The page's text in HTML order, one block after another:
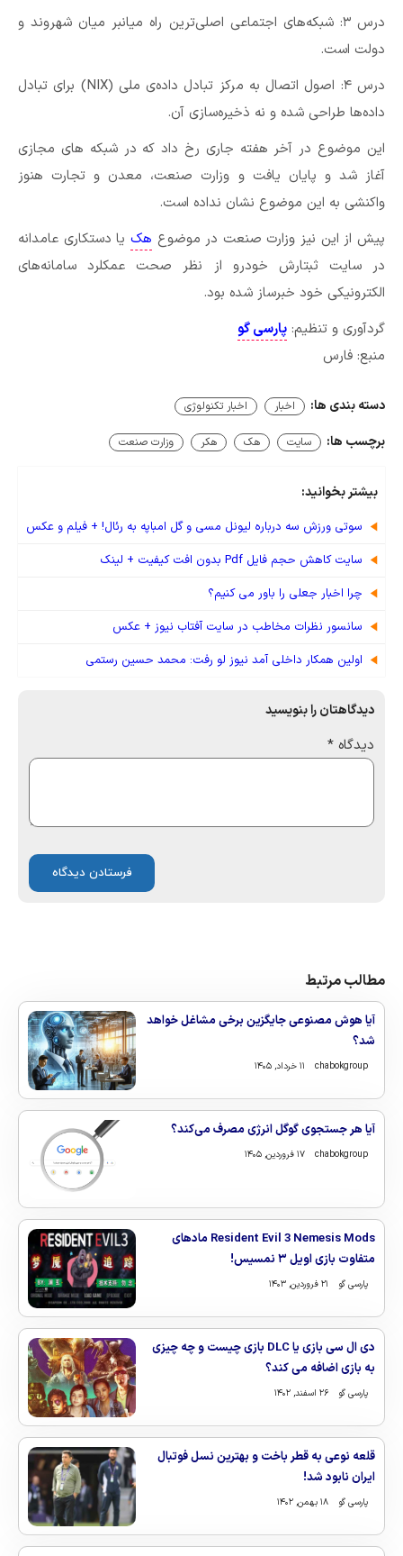
درس ۳: شبکه‌های اجتماعی اصلی‌ترین راه میانبر میان شهروند و
دولت است.
درس ۴: اصول اتصال به مرکز تبادل داده‌ی ملی (NIX) برای تبادل
داده‌ها طراحی شده و نه ذخیره‌سازی آن.
این موضوع در آخر هفته جاری رخ داد که در شبکه های مجازی
آغاز شد و پایان یافت و وزارت صنعت، معدن و تجارت هنوز
واکنشی به این موضوع نشان نداده است.
پیش از این نیز وزارت صنعت در موضوع هک یا دستکاری عامدانه
در سایت ثبتارش خودرو از نظر صحت عمکلرد سامانه‌های
الکترونیکی خود خبرساز شده بود.
گردآوری و تنظیم: پارسی گو
منبع: فارس
دسته بندی ها: اخبار اخبار تکنولوژی
برچسب ها: سایت هک هکر وزارت صنعت
بیشتر بخوانید:
سوتی ورزش سه درباره لیونل مسی و گل امباپه به رئال! + فیلم و عکس
سایت کاهش حجم فایل Pdf بدون افت کیفیت + لینک
چرا اخبار جعلی را باور می کنیم؟
سانسور نظرات مخاطب در سایت آفتاب نیوز + عکس
اولین همکار داخلی آمد نیوز لو رفت: محمد حسین رستمی
دیدگاهتان را بنویسید
دیدگاه *
مطالب مرتبط
آیا هوش مصنوعی جایگزین برخی مشاغل خواهد
شد؟
chabokgroup ۱۱ خرداد, ۱۴۰۵
آیا هر جستجوی گوگل انرژی مصرف می‌کند؟
chabokgroup ۱۷ فروردین, ۱۴۰۵
Resident Evil 3 Nemesis Mods مادهای
متفاوت بازی اویل ۳ نمسیس!
پارسی گو ۲۱ فروردین, ۱۴۰۳
دی ال سی بازی یا DLC بازی چیست و چه چیزی
به بازی اضافه می کند؟
پارسی گو ۲۶ اسفند, ۱۴۰۲
قلعه نوعی به قطر باخت و بهترین نسل فوتبال
ایران نابود شد!
پارسی گو ۱۸ بهمن, ۱۴۰۲